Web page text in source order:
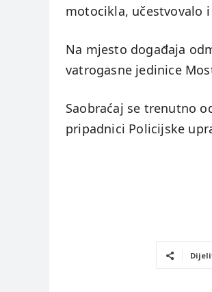
motocikla, učestvovalo
Na mjesto događaja
vatrogasne jedinice
Saobraćaj se trenutno
pripadnici Policijske